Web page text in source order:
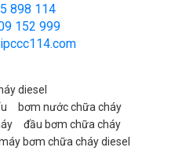
898 114
152 999
diesel
bơm nước chữa cháy
đầu bơm chữa cháy
bơm chữa cháy diesel